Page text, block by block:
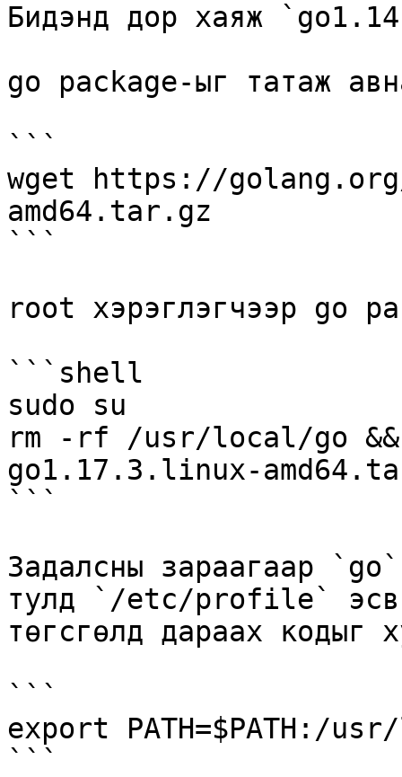
Бидэнд дор хаяж
go package-ыг татаж
```
wget https://
amd64.tar.gz
```
root хэрэглэгчээр go
```shell
sudo su
rm -rf /usr/local/go
go1.17.3.linux-
```
Задалсны зараагаар
тулд `/etc/profile`
төгсгөлд дараах кодыг
```
export PATH=$PATH:/
```